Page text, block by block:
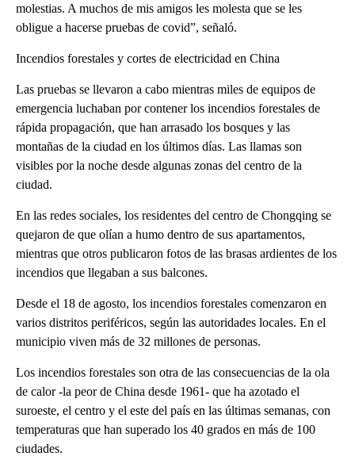
molestias. A muchos de mis amigos les molesta que se les
obligue a hacerse pruebas de covid”, señaló.
Incendios forestales y cortes de electricidad en China
Las pruebas se llevaron a cabo mientras miles de equipos de
emergencia luchaban por contener los incendios forestales de
rápida propagación, que han arrasado los bosques y las
montañas de la ciudad en los últimos días. Las llamas son
visibles por la noche desde algunas zonas del centro de la
ciudad.
En las redes sociales, los residentes del centro de Chongqing se
quejaron de que olían a humo dentro de sus apartamentos,
mientras que otros publicaron fotos de las brasas ardientes de los
incendios que llegaban a sus balcones.
Desde el 18 de agosto, los incendios forestales comenzaron en
varios distritos periféricos, según las autoridades locales. En el
municipio viven más de 32 millones de personas.
Los incendios forestales son otra de las consecuencias de la ola
de calor -la peor de China desde 1961- que ha azotado el
suroeste, el centro y el este del país en las últimas semanas, con
temperaturas que han superado los 40 grados en más de 100
ciudades.